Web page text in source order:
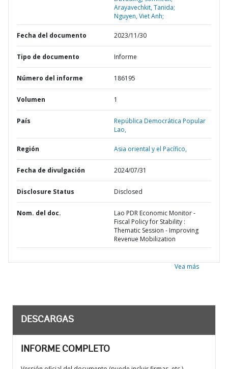
Arayavechkit, Tanida;
Nguyen, Viet Anh;
Fecha del documento 2023/11/30
Tipo de documento Informe
Número del informe 186195
Volumen 1
País
República Democrática Popular
Lao,
Región Asia oriental y el Pacífico,
Fecha de divulgación 2024/07/31
Disclosure Status Disclosed
Nom. del doc.
Lao PDR Economic Monitor -
Fiscal Policy for Stability :
Thematic Session - Improving
Revenue Mobilization
Vea más
DESCARGAS
INFORME COMPLETO